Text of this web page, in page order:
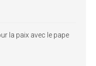
la paix avec le pape